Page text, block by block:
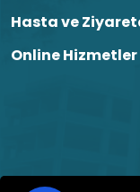
Hasta ve
Online Hizmetler